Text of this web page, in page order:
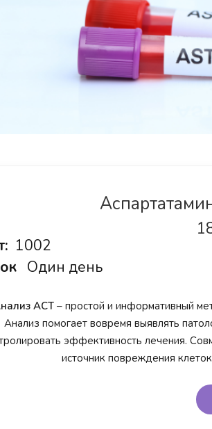
1002
Один день
АСТ– простой и информативный
Анализ помогает вовремя выявлять
эффективность лечения.
источник повреждения